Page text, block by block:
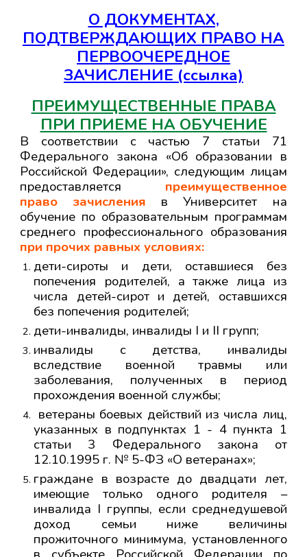
О ДОКУМЕНТАХ,
ПОДТВЕРЖДАЮЩИХ ПРАВО НА
ПЕРВООЧЕРЕДНОЕ
ЗАЧИСЛЕНИЕ (ссылка)
ПРЕИМУЩЕСТВЕННЫЕ ПРАВА
ПРИ ПРИЕМЕ НА ОБУЧЕНИЕ
В соответствии с частью 7 статьи 71
Федерального закона «Об образовании в
Российской Федерации», следующим лицам
предоставляется преимущественное
право зачисления в Университет на
обучение по образовательным программам
среднего профессионального образования
при прочих равных условиях:
дети-сироты и дети, оставшиеся без
попечения родителей, а также лица из
числа детей-сирот и детей, оставшихся
без попечения родителей;
дети-инвалиды, инвалиды I и II групп;
инвалиды с детства, инвалиды
вследствие военной травмы или
заболевания, полученных в период
прохождения военной службы;
ветераны боевых действий из числа лиц,
указанных в подпунктах 1 - 4 пункта 1
статьи 3 Федерального закона от
12.10.1995 г. № 5-ФЗ «О ветеранах»;
граждане в возрасте до двадцати лет,
имеющие только одного родителя –
инвалида I группы, если среднедушевой
доход семьи ниже величины
прожиточного минимума, установленного